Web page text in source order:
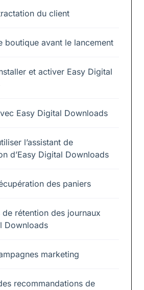
du client
boutique avant le lancement
et activer Easy Digital
Easy Digital Downloads
l’assistant de
d’Easy Digital Downloads
des paniers
de rétention des journaux
Downloads
marketing
recommandations de